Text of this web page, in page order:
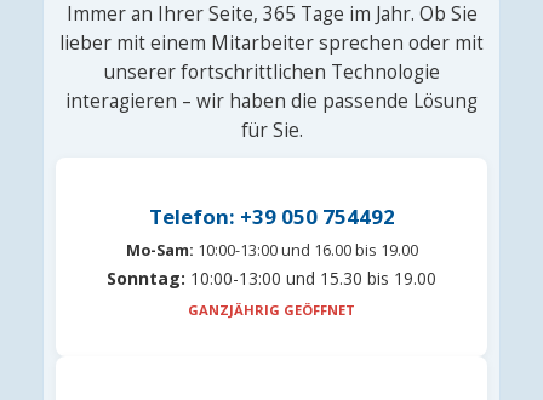
Immer an Ihrer Seite, 365 Tage im Jahr. Ob Sie
lieber mit einem Mitarbeiter sprechen oder mit
unserer fortschrittlichen Technologie
interagieren – wir haben die passende Lösung
für Sie.
Telefon: +39 050 754492
Mo-Sam: 10:00-13:00 und 16.00 bis 19.00
Sonntag: 10:00-13:00 und 15.30 bis 19.00
GANZJÄHRIG GEÖFFNET